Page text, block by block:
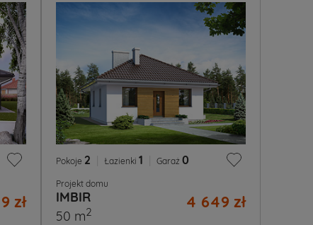
zł
Pokoje 2 Łazienki 1 Garaż 0
Projekt domu
IMBIR 4 649 zł
50 m2